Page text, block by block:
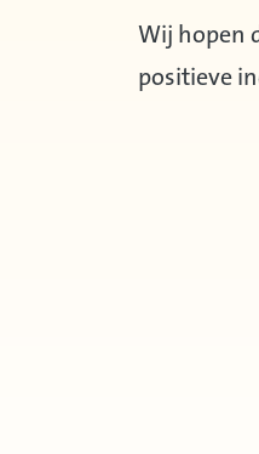
Wij hopen
positieve